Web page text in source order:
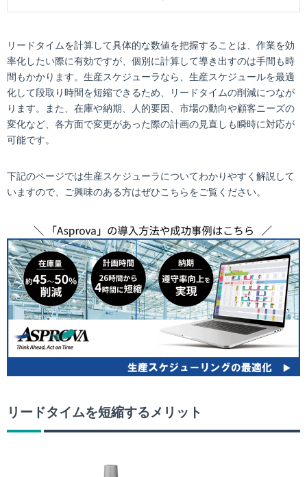
リードタイムを計算して具体的な数値を把握することは、作業を効
率化したい際に有効ですが、個別に計算して導き出すのは手間も時
間もかかります。生産スケジューラなら、生産スケジュールを最適
化して段取り時間を短縮できるため、リードタイムの削減につなが
ります。また、在庫や納期、人的要因、市場の動向や顧客ニーズの
変化など、各方面で変更があった際の計画の見直しも瞬時に対応が
可能です。
下記のページでは生産スケジューラについてわかりやすく解説して
いますので、ご興味のある方はぜひこちらをご覧ください。
リードタイムを短縮するメリット